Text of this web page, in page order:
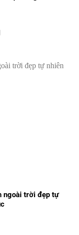
ngoài trời đẹp tự